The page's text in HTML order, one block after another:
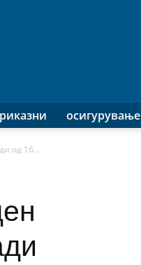
осигурување
од 16...